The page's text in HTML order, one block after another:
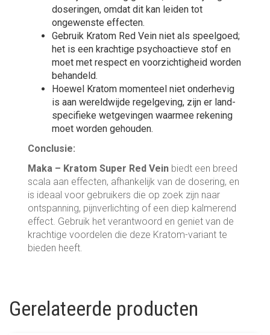
doseringen, omdat dit kan leiden tot
ongewenste effecten.
Gebruik Kratom Red Vein niet als speelgoed;
het is een krachtige psychoactieve stof en
moet met respect en voorzichtigheid worden
behandeld.
Hoewel Kratom momenteel niet onderhevig
is aan wereldwijde regelgeving, zijn er land-
specifieke wetgevingen waarmee rekening
moet worden gehouden.
Conclusie:
Maka – Kratom Super Red Vein biedt een breed
scala aan effecten, afhankelijk van de dosering, en
is ideaal voor gebruikers die op zoek zijn naar
ontspanning, pijnverlichting of een diep kalmerend
effect. Gebruik het verantwoord en geniet van de
krachtige voordelen die deze Kratom-variant te
bieden heeft.
Gerelateerde producten